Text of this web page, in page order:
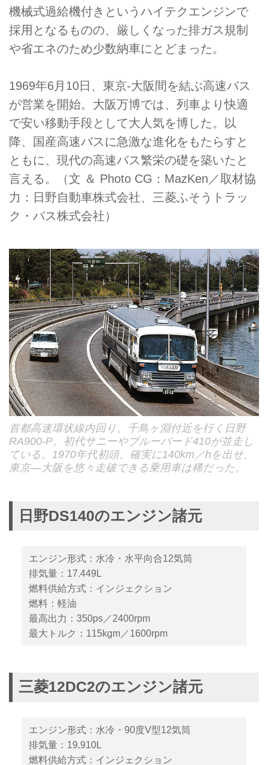
機械式過給機付きというハイテクエンジンで
採用となるものの、厳しくなった排ガス規制
や省エネのため少数納車にとどまった。
1969年6月10日、東京-大阪間を結ぶ高速バス
が営業を開始。大阪万博では、列車より快適
で安い移動手段として大人気を博した。以
降、国産高速バスに急激な進化をもたらすと
ともに、現代の高速バス繁栄の礎を築いたと
言える。（文 ＆ Photo CG：MazKen／取材協
力：日野自動車株式会社、三菱ふそうトラッ
ク・バス株式会社）
首都高速環状線内回り、千鳥ヶ淵付近を行く日野
RA900-P。初代サニーやブルーバード410が並走し
ている。1970年代初頭、確実に140km／hを出せ、
東京—大阪を悠々走破できる乗用車は稀だった。
日野DS140のエンジン諸元
エンジン形式：水冷・水平向合12気筒
排気量：17.449L
燃料供給方式：インジェクション
燃料：軽油
最高出力：350ps／2400rpm
最大トルク：115kgm／1600rpm
三菱12DC2のエンジン諸元
エンジン形式：水冷・90度V型12気筒
排気量：19.910L
燃料供給方式：インジェクション